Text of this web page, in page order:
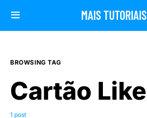
MAIS TUTORIAIS
BROWSING TAG
Cartão Like
1 post